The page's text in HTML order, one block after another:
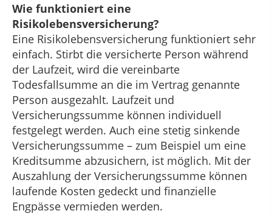
Wie funktioniert eine
Risikolebensversicherung?
Eine Risikolebensversicherung funktioniert sehr
einfach. Stirbt die versicherte Person während
der Laufzeit, wird die vereinbarte
Todesfallsumme an die im Vertrag genannte
Person ausgezahlt. Laufzeit und
Versicherungssumme können individuell
festgelegt werden. Auch eine stetig sinkende
Versicherungssumme – zum Beispiel um eine
Kreditsumme abzusichern, ist möglich. Mit der
Auszahlung der Versicherungssumme können
laufende Kosten gedeckt und finanzielle
Engpässe vermieden werden.